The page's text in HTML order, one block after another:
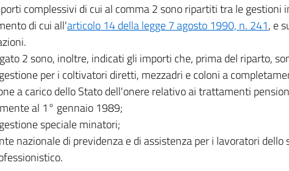
complessivi di cui al comma 2 sono ripartiti tra le gestioni
di cui all'articolo 14 della legge 7 agosto 1990, n. 241, e
2 sono, inoltre, indicati gli importi che, prima del riparto,
per i coltivatori diretti, mezzadri e coloni a
a carico dello Stato dell'onere relativo ai trattamenti
al 1° gennaio 1989;
speciale minatori;
nazionale di previdenza e di assistenza per i lavoratori dello